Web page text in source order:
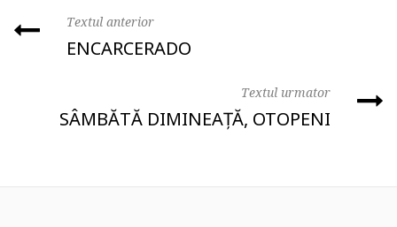
Textul anterior
ENCARCERADO
Textul urmator
SÂMBĂTĂ DIMINEAȚĂ, OTOPENI